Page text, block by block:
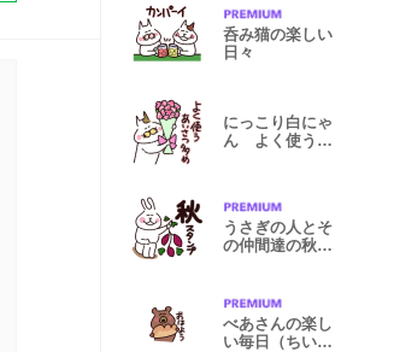
呑み猫の楽しい
日々
にっこり白にゃ
ん よく使う挨
うさぎの人とそ
の仲間達の秋ス
べあさんの楽し
い毎日（ちいさ